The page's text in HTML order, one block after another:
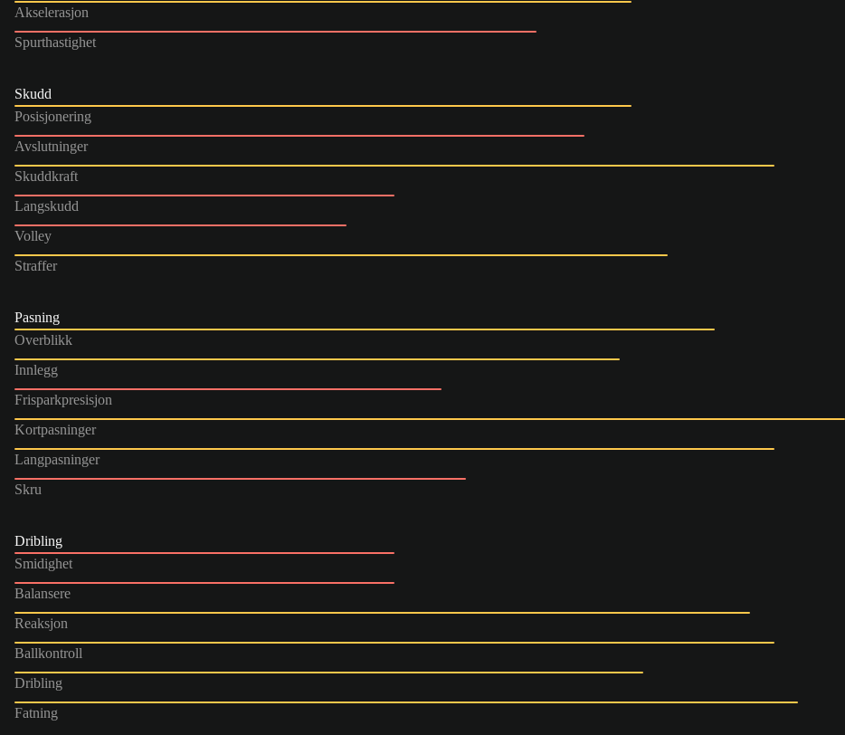
Akselerasjon
Spurthastighet
Skudd
Posisjonering
Avslutninger
Skuddkraft
Langskudd
Volley
Straffer
Pasning
Overblikk
Innlegg
Frisparkpresisjon
Kortpasninger
Langpasninger
Skru
Dribling
Smidighet
Balansere
Reaksjon
Ballkontroll
Dribling
Fatning